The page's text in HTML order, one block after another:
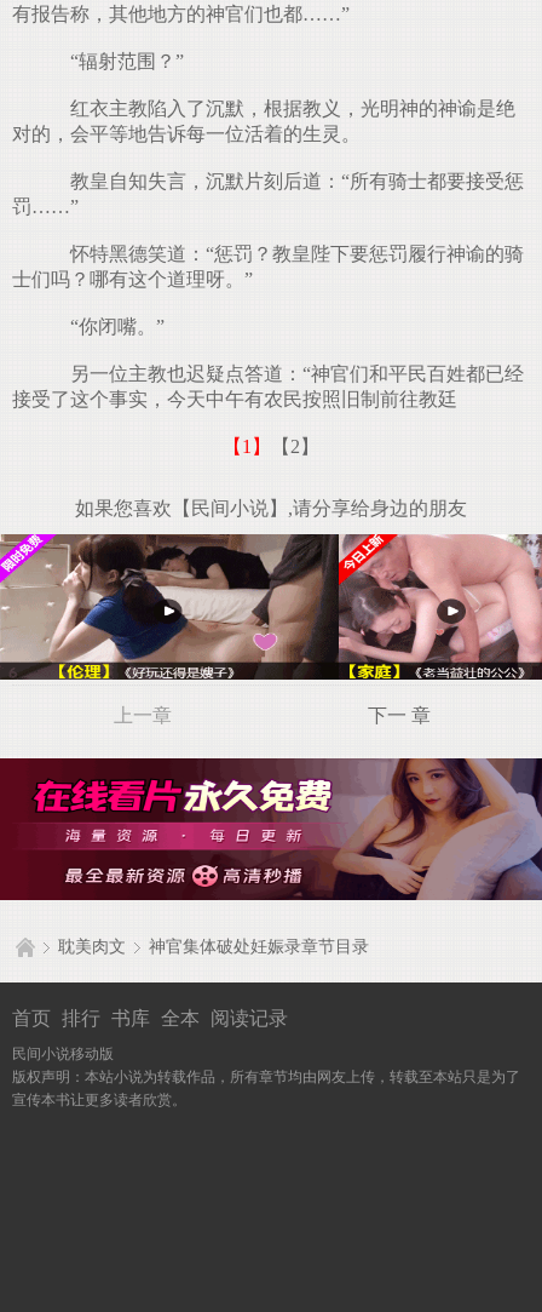
有报告称，其他地方的神官们也都……”
“辐射范围？”
红衣主教陷入了沉默，根据教义，光明神的神谕是绝
对的，会平等地告诉每一位活着的生灵。
教皇自知失言，沉默片刻后道：“所有骑士都要接受惩
罚……”
怀特黑德笑道：“惩罚？教皇陛下要惩罚履行神谕的骑
士们吗？哪有这个道理呀。”
“你闭嘴。”
另一位主教也迟疑点答道：“神官们和平民百姓都已经
接受了这个事实，今天中午有农民按照旧制前往教廷
【1】 【2】
如果您喜欢【民间小说】,请分享给身边的朋友
上一章 下一 章
耽美肉文 神官集体破处妊娠录章节目录
首页 排行 书库 全本 阅读记录
民间小说移动版
版权声明：本站小说为转载作品，所有章节均由网友上传，转载至本站只是为了
宣传本书让更多读者欣赏。